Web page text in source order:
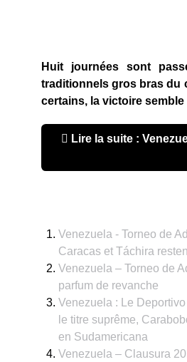
Huit journées sont
traditionnels gros bras du
certains, la victoire
Lire la suite :
Venezuela - Torneo de
Caracas et Táchira
Venezuela – Torneo de
parfum de revanche
Venezuela : Le
le titre suprême,
en Sudamericana
Venezuela – Clausura